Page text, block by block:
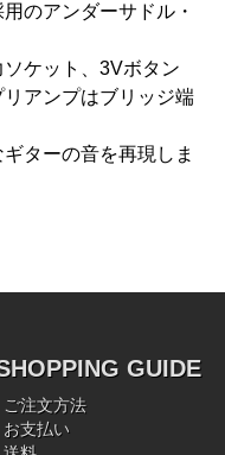
のアンダーサドル・
ケット、3Vボタン
アンプはブリッジ端
ターの音を再現しま
GUIDE
ご注文方法
お支払い